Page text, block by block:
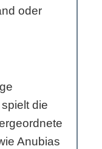
oder
die
Anubias